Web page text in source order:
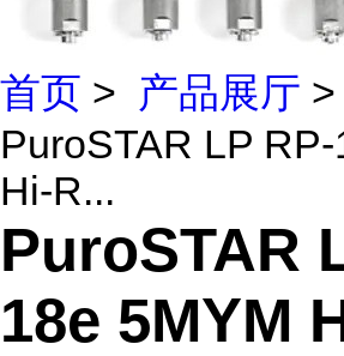
首页 > 产品展厅 >
PuroSTAR LP
Hi-R...
PuroSTAR
18e 5MYM